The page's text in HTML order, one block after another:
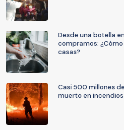
Desde una botella
compramos:
casas?
Casi 500 millones
muerto en